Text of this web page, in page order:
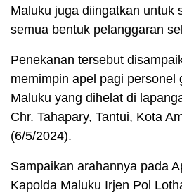
Maluku juga diingatkan untuk
semua bentuk pelanggaran
Penekanan tersebut
memimpin apel pagi personel
Maluku yang dihelat di
Chr. Tahapary, Tantui, Kota
(6/5/2024).
Sampaikan arahannya pada
Kapolda Maluku Irjen Pol